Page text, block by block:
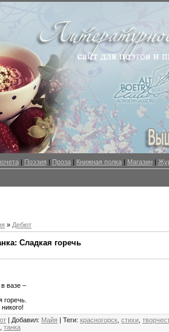
| Поэзия | Проза| Книжная полка| Магазин|
» Дебют
Сладкая горечь
вазе –
горечь.
Добавил: Майя Теги: красногорск стихи
танка